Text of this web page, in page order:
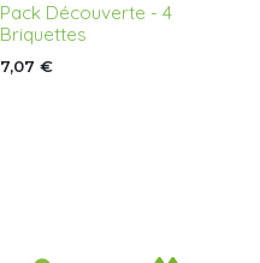
Pack Découverte - 4
Briquettes
7,07 €